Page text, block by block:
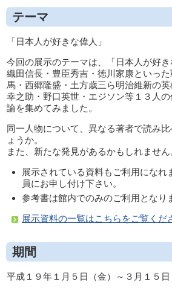
テーマ
「日本人が好きな偉人」
今回の展示のテーマは、「日本人が好き
織田信長・豊臣秀吉・徳川家康といっ
馬・西郷隆盛・土方歳三ら明治維新の
幸之助・野口英世・エジソン等１３人
論を集めてみました。
同一人物について、異なる著者で読み
ょうか。
また、新たな発見があるかもしれません
展示されている資料もご利用になれ
員にお申し付け下さい。
参考書は館内でのみのご利用となり
展示資料の一覧はこちらをご覧くだ
期間
平成１９年１月５日（金）～３月１５日